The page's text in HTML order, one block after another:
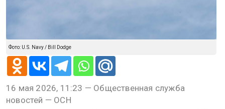
Фото: U.S. Navy / Bill Dodge
16 мая 2026, 11:23 — Общественная служба
новостей — ОСН